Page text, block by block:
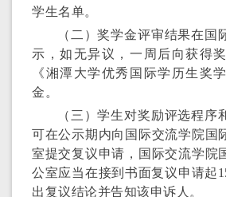
学生名单。
（二）奖学金评审结果在国
示，如无异议，一周后向获得
《湘潭大学优秀国际学历生奖
金。
（三）学生对奖励评选程序
可在公示期内向国际交流学院国
室提交复议申请，国际交流学院
公室应当在接到书面复议申请起
出复议结论并告知该申诉人。